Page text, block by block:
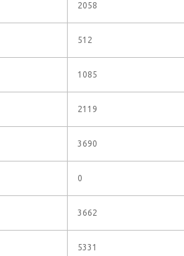
2058
512
1085
2119
3690
0
3662
5331